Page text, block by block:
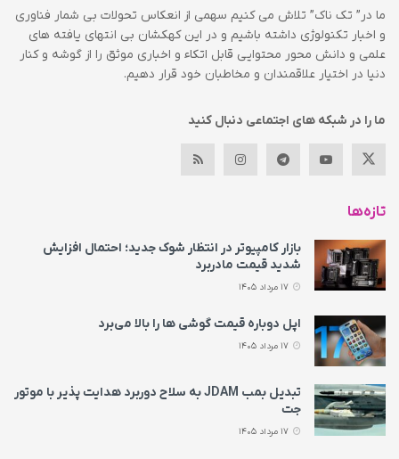
ما در” تک ناک” تلاش می کنیم سهمی از انعکاس تحولات بی شمار فناوری
و اخبار تکنولوژی داشته باشیم و در این کهکشان بی انتهای یافته های
علمی و دانش محور محتوایی قابل اتکاء و اخباری موثق را از گوشه و کنار
دنیا در اختیار علاقمندان و مخاطبان خود قرار دهیم.
ما را در شبکه های اجتماعی دنبال کنید
تازه‌ها
بازار کامپیوتر در انتظار شوک جدید؛ احتمال افزایش
شدید قیمت مادربرد
اپل دوباره قیمت‌ گوشی ها را بالا می‌برد
تبدیل بمب JDAM به سلاح دوربرد هدایت پذیر با موتور
جت